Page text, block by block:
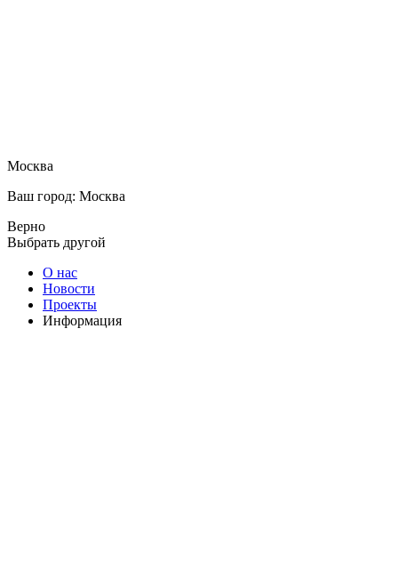
Москва
Ваш город: Москва
Верно
Выбрать другой
О нас
Новости
Проекты
Информация